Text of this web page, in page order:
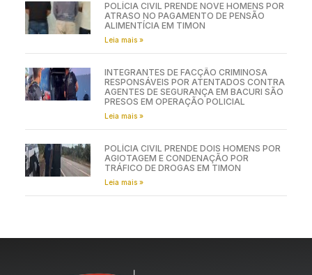
POLÍCIA CIVIL PRENDE NOVE HOMENS POR
ATRASO NO PAGAMENTO DE PENSÃO
ALIMENTÍCIA EM TIMON
Leia mais »
INTEGRANTES DE FACÇÃO CRIMINOSA
RESPONSÁVEIS POR ATENTADOS CONTRA
AGENTES DE SEGURANÇA EM BACURI SÃO
PRESOS EM OPERAÇÃO POLICIAL
Leia mais »
POLÍCIA CIVIL PRENDE DOIS HOMENS POR
AGIOTAGEM E CONDENAÇÃO POR
TRÁFICO DE DROGAS EM TIMON
Leia mais »